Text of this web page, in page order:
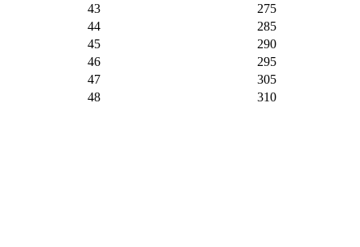
43
275
44
285
45
290
46
295
47
305
48
310